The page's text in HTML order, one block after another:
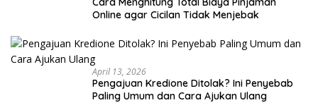
Online agar Cicilan Tidak Menjebak
April 13, 2026
Pengajuan Kredione Ditolak? Ini Penyebab
Paling Umum dan Cara Ajukan Ulang